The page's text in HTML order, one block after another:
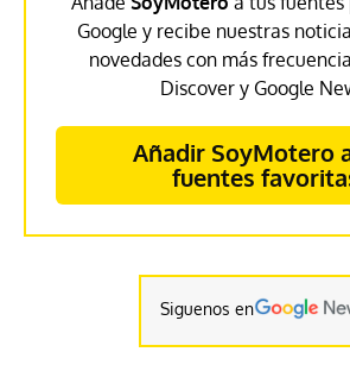
Google y recibe nuestras
novedades con más
Discover y Google
Añadir SoyMotero
fuentes
Siguenos en